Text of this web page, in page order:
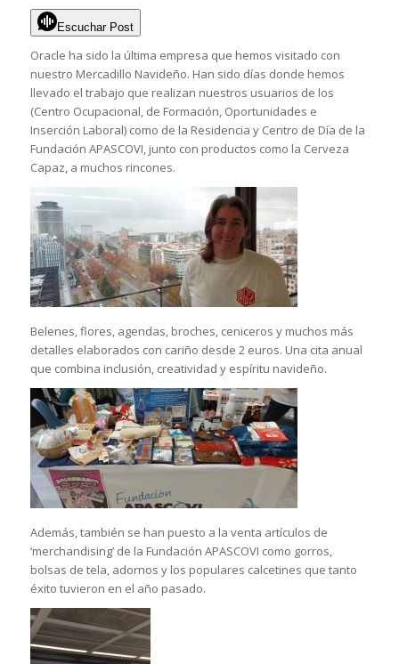
Escuchar Post
Oracle ha sido la última empresa que hemos visitado con
nuestro Mercadillo Navideño. Han sido días donde hemos
llevado el trabajo que realizan nuestros usuarios de los
(Centro Ocupacional, de Formación, Oportunidades e
Inserción Laboral) como de la Residencia y Centro de Día de la
Fundación APASCOVI, junto con productos como la Cerveza
Capaz, a muchos rincones.
Belenes, flores, agendas, broches, ceniceros y muchos más
detalles elaborados con cariño desde 2 euros. Una cita anual
que combina inclusión, creatividad y espíritu navideño.
Además, también se han puesto a la venta artículos de
‘merchandising’ de la Fundación APASCOVI como gorros,
bolsas de tela, adornos y los populares calcetines que tanto
éxito tuvieron en el año pasado.